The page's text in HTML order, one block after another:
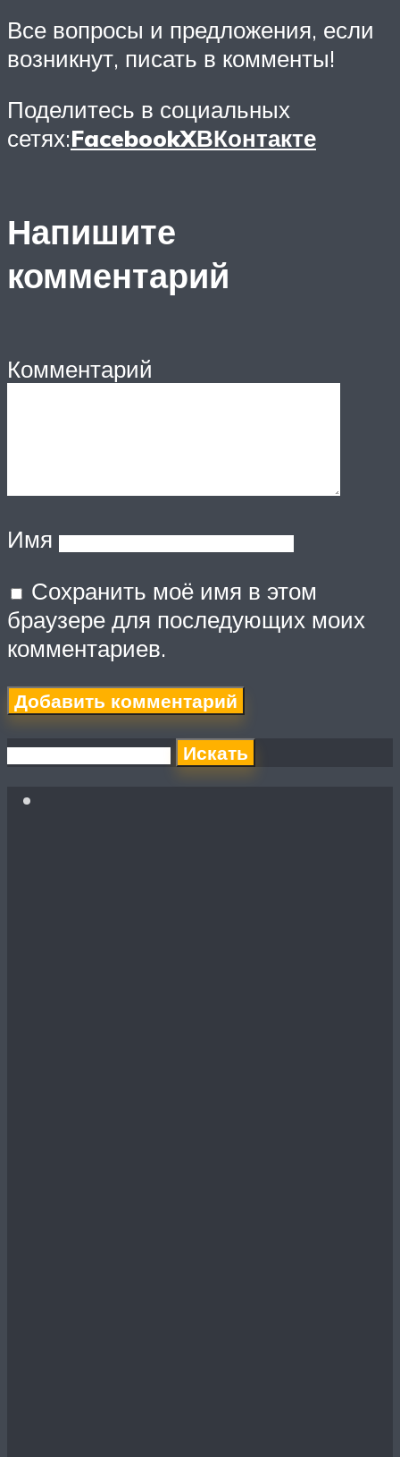
Все вопросы и предложения, если
возникнут, писать в комменты!
Поделитесь в социальных
сетях:FacebookXВКонтакте
Напишите
комментарий
Комментарий
Имя
Сохранить моё имя в этом
браузере для последующих моих
комментариев.
Искать